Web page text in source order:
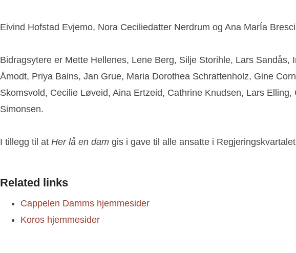
Eivind Hofstad Evjemo, Nora Ceciliedatter Nerdrum og Ana MarÍa
Bidragsytere er Mette Hellenes, Lene Berg, Silje Storihle, Lars
Åmodt, Priya Bains, Jan Grue, Maria Dorothea Schrattenholz, Gine
Skomsvold, Cecilie Løveid, Aina Ertzeid, Cathrine Knudsen, Lars
Simonsen.
I tillegg til at Her lå en dam gis i gave til alle ansatte i
Related links
Cappelen Damms hjemmesider
Koros hjemmesider